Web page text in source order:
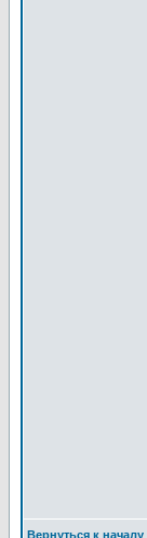
Вернуться к началу